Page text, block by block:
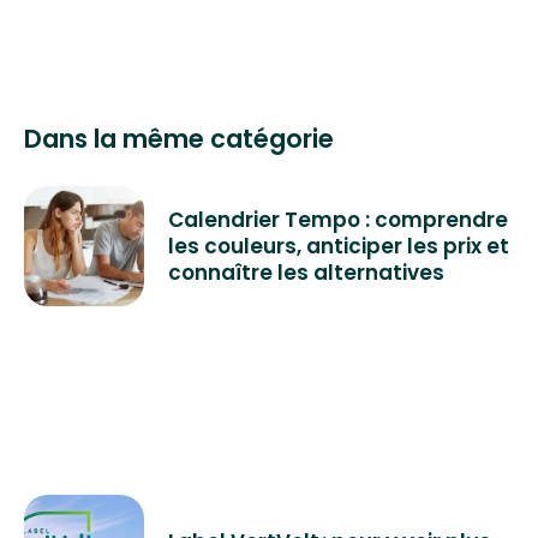
Dans la même catégorie
Calendrier Tempo : comprendre
les couleurs, anticiper les prix et
connaître les alternatives